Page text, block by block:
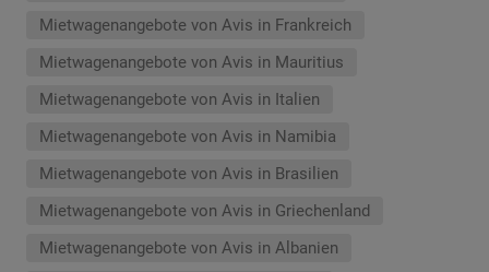
Mietwagenangebote von Avis in Frankreich
Mietwagenangebote von Avis in Mauritius
Mietwagenangebote von Avis in Italien
Mietwagenangebote von Avis in Namibia
Mietwagenangebote von Avis in Brasilien
Mietwagenangebote von Avis in Griechenland
Mietwagenangebote von Avis in Albanien